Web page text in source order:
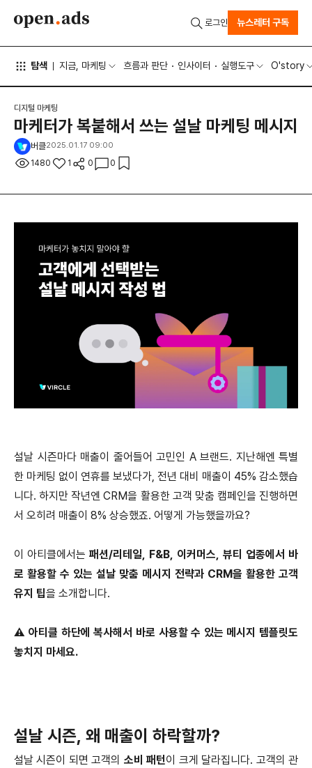
탐색 지금, 마케팅 흐름과 판단 인사이터 실행도구 O'story
로그인 뉴스레터 구독
디지털 마케팅
마케터가 복붙해서 쓰는 설날 마케팅 메시지
버클2025.01.17 09:00
1480 1 0 0
설날 시즌마다 매출이 줄어들어 고민인 A 브랜드. 지난해엔 특별
한 마케팅 없이 연휴를 보냈다가, 전년 대비 매출이 45% 감소했습
니다. 하지만 작년엔 CRM을 활용한 고객 맞춤 캠페인을 진행하면
서 오히려 매출이 8% 상승했죠. 어떻게 가능했을까요?
이 아티클에서는 패션/리테일, F&B, 이커머스, 뷰티 업종에서 바
로 활용할 수 있는 설날 맞춤 메시지 전략과 CRM을 활용한 고객
유지 팁을 소개합니다.
⚠️ 아티클 하단에 복사해서 바로 사용할 수 있는 메시지 템플릿도
놓치지 마세요.
설날 시즌, 왜 매출이 하락할까?
설날 시즌이 되면 고객의 소비 패턴이 크게 달라집니다. 고객의 관